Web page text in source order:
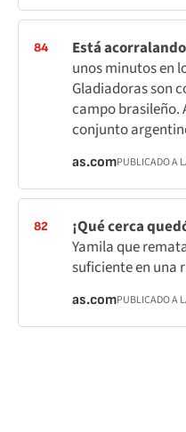
84 Está
unos minutos en
Gladiadoras son
campo brasileño.
conjunto
as.comPUBLICADO A
82 ¡Qué cerca
Yamila que
suficiente en una
as.comPUBLICADO A